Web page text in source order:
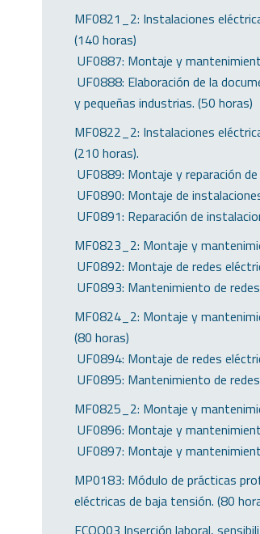
MF0821_2: Instalaciones
(140 horas)
 UF0887: Montaje y
 UF0888: Elaboración de la
y pequeñas industrias. (50 horas)
MF0822_2: Instalaciones
(210 horas).
 UF0889: Montaje y reparación
 UF0890: Montaje de
 UF0891: Reparación de
MF0823_2: Montaje y
 UF0892: Montaje de redes
 UF0893: Mantenimiento de
MF0824_2: Montaje y
(80 horas)
 UF0894: Montaje de redes
 UF0895: Mantenimiento de
MF0825_2: Montaje y
 UF0896: Montaje y
 UF0897: Montaje y
MP0183: Módulo de prácticas
eléctricas de baja tensión. (80
FCOO03 Inserción laboral,